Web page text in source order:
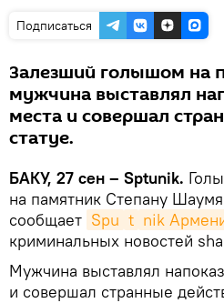
Подписаться
Залезший голышом на
мужчина выставлял
места и совершал
статуе.
БАКУ, 27 сен – Sptunik.
на памятник Степану
сообщает Spu t nik
криминальных новостей
Мужчина выставлял
и совершал странные